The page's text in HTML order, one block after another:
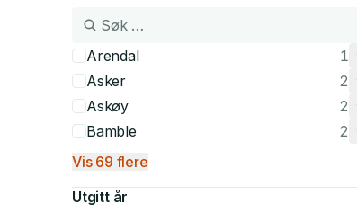
Arendal
1
Asker
2
Askøy
2
Bamble
2
Vis 69 flere
Utgitt år